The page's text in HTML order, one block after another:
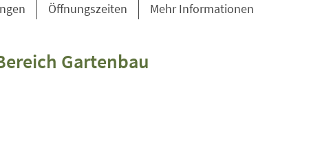
Öffnungszeiten Mehr Informationen
Gartenbau